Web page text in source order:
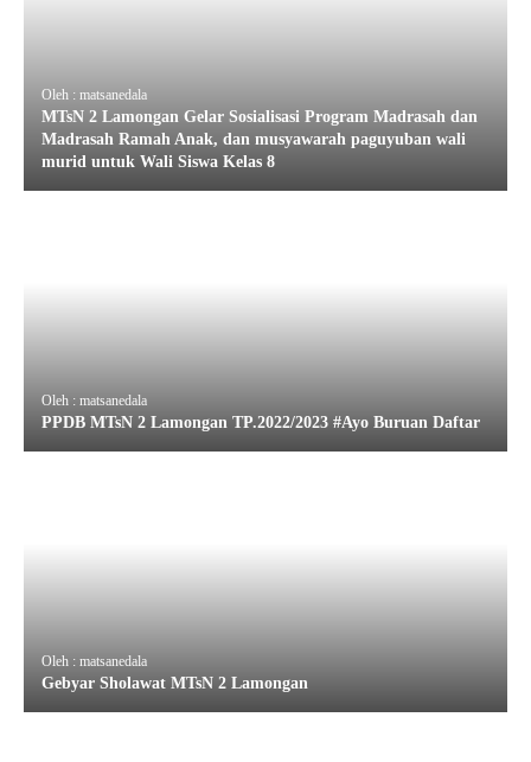
Oleh : matsanedala
MTsN 2 Lamongan Gelar Sosialisasi Program Madrasah dan
Madrasah Ramah Anak, dan musyawarah paguyuban wali
murid untuk Wali Siswa Kelas 8
Oleh : matsanedala
PPDB MTsN 2 Lamongan TP.2022/2023 #Ayo Buruan Daftar
Oleh : matsanedala
Gebyar Sholawat MTsN 2 Lamongan